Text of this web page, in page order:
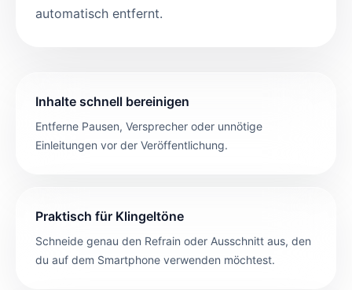
automatisch entfernt.
Inhalte schnell bereinigen
Entferne Pausen, Versprecher oder unnötige
Einleitungen vor der Veröffentlichung.
Praktisch für Klingeltöne
Schneide genau den Refrain oder Ausschnitt aus, den
du auf dem Smartphone verwenden möchtest.